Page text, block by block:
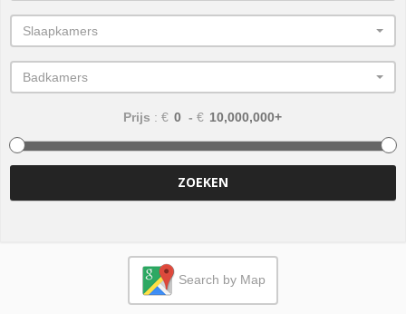
Slaapkamers
Badkamers
Prijs : € - €
ZOEKEN
Search by Map